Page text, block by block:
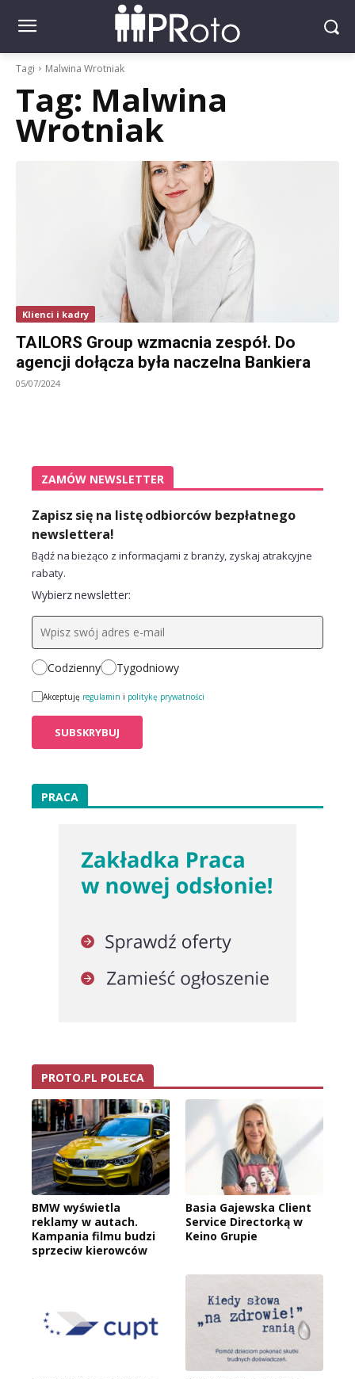
Tagi Malwina Wrotniak
Tag: Malwina
Wrotniak
Klienci i kadry
TAILORS Group wzmacnia zespół. Do
agencji dołącza była naczelna Bankiera
05/07/2024
ZAMÓW NEWSLETTER
Zapisz się na listę odbiorców bezpłatnego
newslettera!
Bądź na bieżąco z informacjami z branży, zyskaj atrakcyjne
rabaty.
Wybierz newsletter:
Codzienny Tygodniowy
Akceptuję regulamin i politykę prywatności
PRACA
PROTO.PL POLECA
BMW wyświetla
reklamy w autach.
Kampania filmu budzi
sprzeciw kierowców
Basia Gajewska Client
Service Directorką w
Keino Grupie